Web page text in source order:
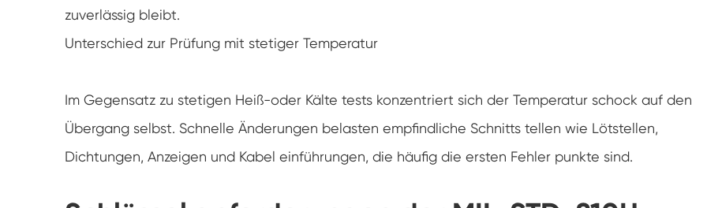
Höhen kammer
zuverlässig bleibt.
Unterschied zur Prüfung mit stetiger Temperatur
Im Gegensatz zu stetigen Heiß-oder Kälte tests konzentriert sich der Temperatur schock auf den
Übergang selbst. Schnelle Änderungen belasten empfindliche Schnitts tellen wie Lötstellen,
Dichtungen, Anzeigen und Kabel einführungen, die häufig die ersten Fehler punkte sind.